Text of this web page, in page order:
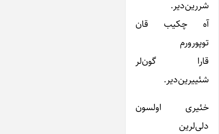
شررین‌دیر.
آه چکیب قان
توپورورم
قارا گون‌لر
شئییرین‌دیر.
خئیری اولسون
دلی‌لرین